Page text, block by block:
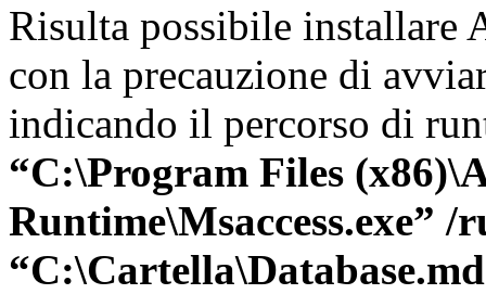
Risulta possibile installare
con la precauzione di
indicando il percorso di
“C:\Program Files
Runtime\Msaccess.exe”